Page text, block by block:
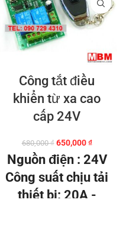
Công tắt điều
khiển từ xa cao
cấp 24V
680,000₫ Giá
gốc
là:
680,000 ₫.
650,000₫Giá
hiện
tại
là:
650,000
Nguồn điện : 24V
Công suất chịu tải
thiết bị: 20A -